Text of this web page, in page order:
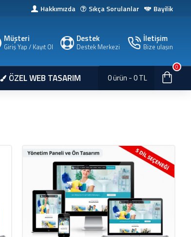
Hakkımızda Sıkça Sorulanlar Bayilik
Müşteri
Giriş Yap / Kayıt Ol
Destek
Destek Merkezi
İletişim
Bize ulaşın
ÖZEL WEB TASARIM 0 ürün - 0 TL
0